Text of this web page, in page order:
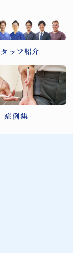
ッフ紹介
症例集